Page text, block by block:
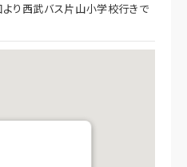
り西武バス片山小学校行きで